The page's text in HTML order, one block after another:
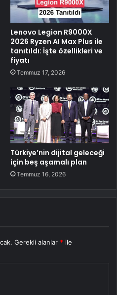
Lenovo Legion R9000X
2026 Ryzen AI Max Plus ile
tanıtıldı: İşte özellikleri ve
fiyatı
Temmuz 17, 2026
Türkiye’nin dijital geleceği
için beş aşamalı plan
Temmuz 16, 2026
Gerekli alanlar * ile